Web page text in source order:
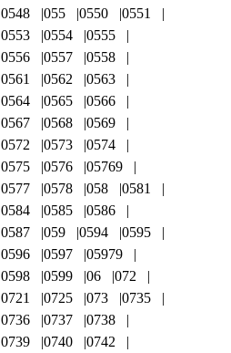
0548
055 0550
0551
0553
0554
0555
0556
0557
0558
0561
0562
0563
0564
0565
0566
0567
0568
0569
0572
0573
0574
0575
0576
05769
0577
0578 058
0581
0584
0585
0586
0587
059 0594
0595
0596
0597
05979
0598
0599 06
072
0721
0725 073
0735
0736
0737
0738
0739
0740
0742